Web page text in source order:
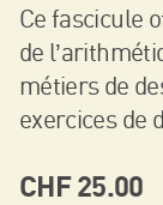
Ce fascicule
de
métiers de
exercices de
CHF25.00